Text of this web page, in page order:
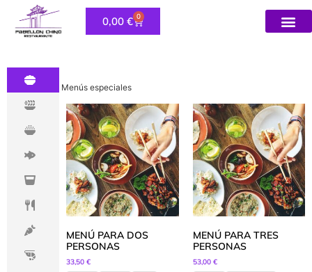
0,00 € 0
Menús especiales
MENÚ PARA DOS
PERSONAS
33,50 €
MENÚ PARA TRES
PERSONAS
53,00 €